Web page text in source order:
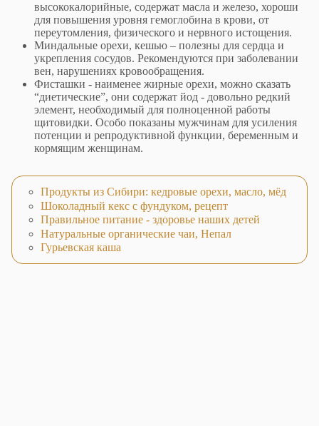
высококалорийные, содержат масла и железо, хороши
для повышения уровня гемоглобина в крови, от
переутомления, физического и нервного истощения.
Миндальные орехи, кешью – полезны для сердца и
укрепления сосудов. Рекомендуются при заболевании
вен, нарушениях кровообращения.
Фисташки - наименее жирные орехи, можно сказать
“диетические”, они содержат йод - довольно редкий
элемент, необходимый для полноценной работы
щитовидки. Особо показаны мужчинам для усиления
потенции и репродуктивной функции, беременным и
кормящим женщинам.
Продукты из Сибири: кедровые орехи, масло, мёд
Шоколадный кекс с фундуком, рецепт
Правильное питание - здоровье наших детей
Натуральные органические чаи, Непал
Гурьевская каша